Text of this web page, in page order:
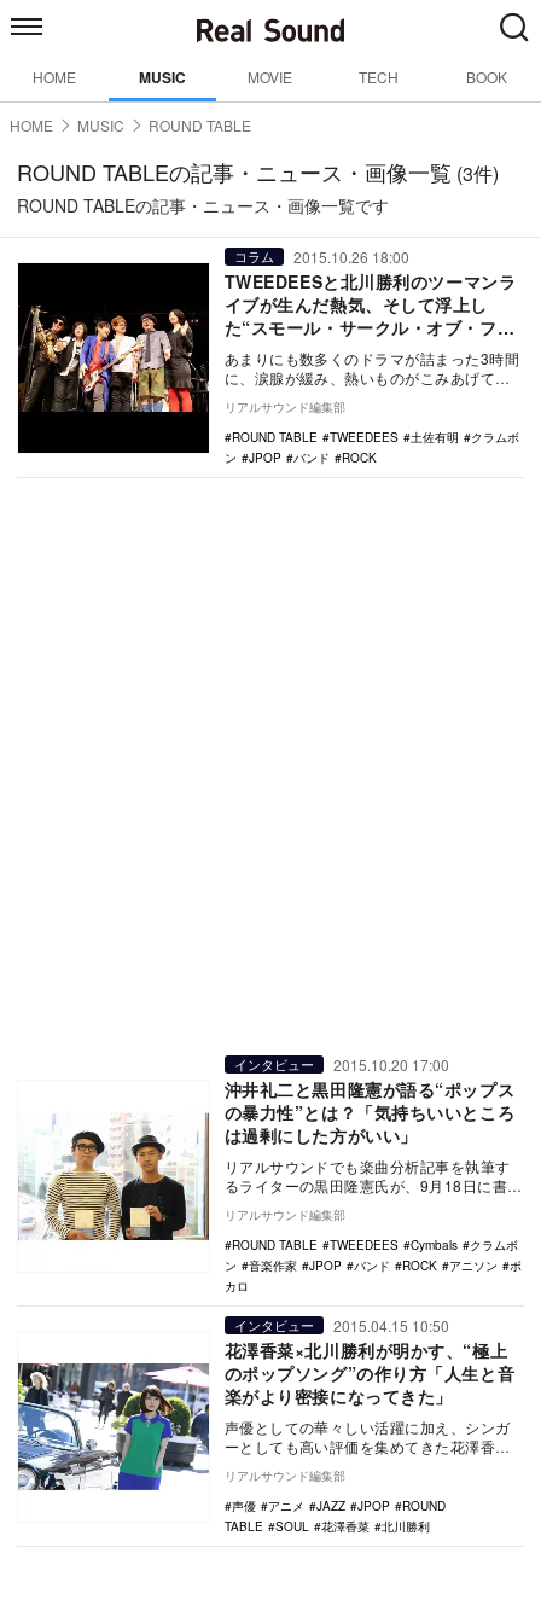
HOME MUSIC MOVIE TECH BOOK
HOME MUSIC ROUND TABLE
ROUND TABLEの記事・ニュース・画像一覧 (3件)
ROUND TABLEの記事・ニュース・画像一覧です
コラム 2015.10.26 18:00
TWEEDEESと北川勝利のツーマンラ
イブが生んだ熱気、そして浮上し
た“スモール・サークル・オブ・フレ
ンズ”
あまりにも数多くのドラマが詰まった3時間
に、涙腺が緩み、熱いものがこみあげてき
た。元シンバルズの沖井礼二とヴォーカリ
ストの清浦夏…
リアルサウンド編集部
ROUND TABLE
TWEEDEES 土佐有明
クラムボ
ン
JPOP バンド ROCK
インタビュー 2015.10.20 17:00
沖井礼二と黒田隆憲が語る“ポップス
の暴力性”とは？「気持ちいいところ
は過剰にした方がいい」
リアルサウンドでも楽曲分析記事を執筆す
るライターの黒田隆憲氏が、9月18日に書籍
『メロディがひらめくとき アーティスト16
人に訊…
リアルサウンド編集部
ROUND TABLE
TWEEDEES Cymbals
クラムボ
ン
音楽作家 JPOP バンド ROCK アニソン
ボ
カロ
インタビュー 2015.04.15 10:50
花澤香菜×北川勝利が明かす、“極上
のポップソング”の作り方「人生と音
楽がより密接になってきた」
声優としての華々しい活躍に加え、シンガ
ーとしても高い評価を集めてきた花澤香菜
が、3枚目となるアルバム『Blue Avenue』
を…
リアルサウンド編集部
声優
アニメ JAZZ JPOP
ROUND
TABLE
SOUL 花澤香菜 北川勝利